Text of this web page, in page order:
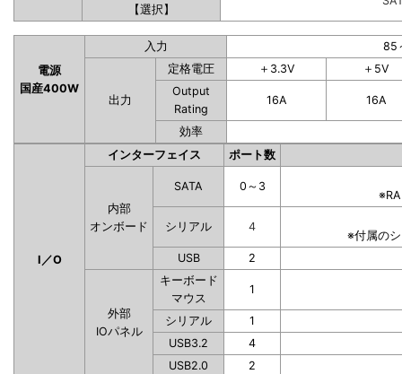
【選択】
電源
国産400W
入力 85
出力
定格電圧 ＋3.3V
＋5V
Output
Rating
16A 16A
効率
I／O
インターフェイス ポート数
内部
オンボード
SATA 0～3
シリアル 4
※付属の
USB
2
外部
IOパネル
キーボード
マウス
1
シリアル
1
USB3.2
4
USB2.0
2